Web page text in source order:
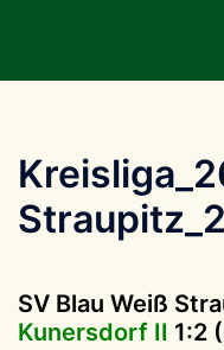
springen
SV Blau Weiß
Kunersdorf II 1:2